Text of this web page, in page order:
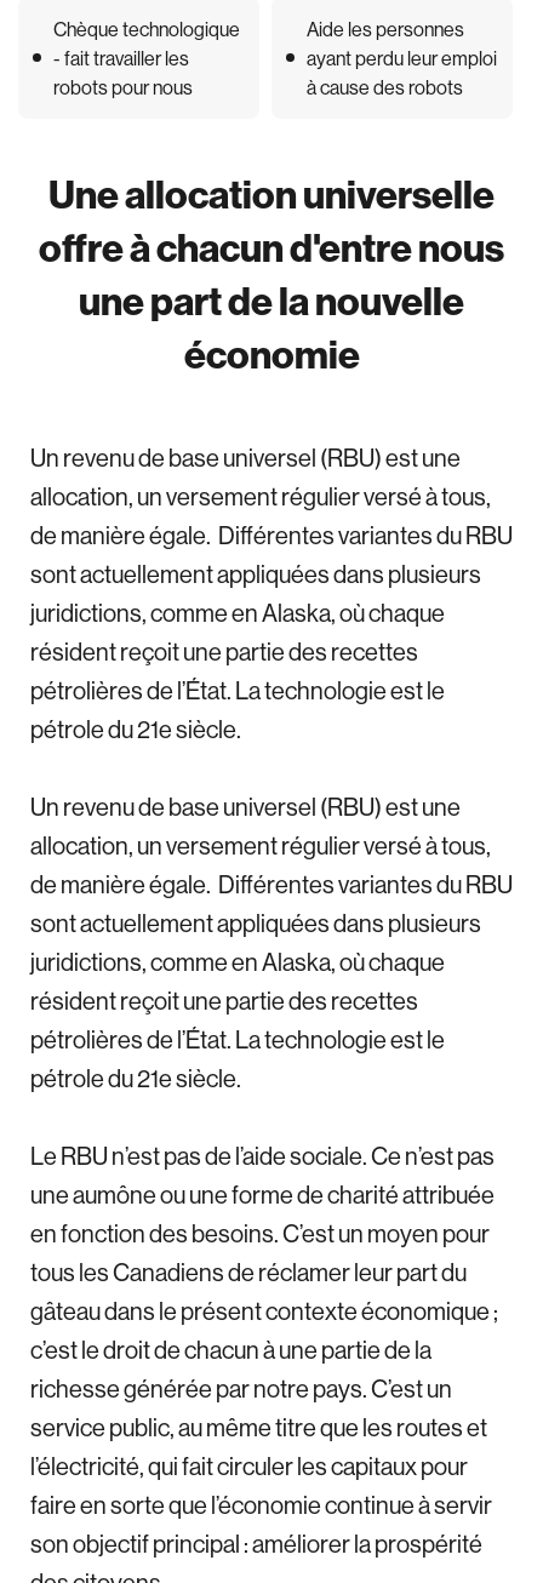
Chèque technologique
- fait travailler les
robots pour nous
Aide les personnes
ayant perdu leur emploi
à cause des robots
Une allocation universelle
offre à chacun d'entre nous
une part de la nouvelle
économie
Un revenu de base universel (RBU) est une
allocation, un versement régulier versé à tous,
de manière égale. Différentes variantes du RBU
sont actuellement appliquées dans plusieurs
juridictions, comme en Alaska, où chaque
résident reçoit une partie des recettes
pétrolières de l’État. La technologie est le
pétrole du 21e siècle.
Un revenu de base universel (RBU) est une
allocation, un versement régulier versé à tous,
de manière égale. Différentes variantes du RBU
sont actuellement appliquées dans plusieurs
juridictions, comme en Alaska, où chaque
résident reçoit une partie des recettes
pétrolières de l’État. La technologie est le
pétrole du 21e siècle.
Le RBU n’est pas de l’aide sociale. Ce n’est pas
une aumône ou une forme de charité attribuée
en fonction des besoins. C’est un moyen pour
tous les Canadiens de réclamer leur part du
gâteau dans le présent contexte économique ;
c’est le droit de chacun à une partie de la
richesse générée par notre pays. C’est un
service public, au même titre que les routes et
l’électricité, qui fait circuler les capitaux pour
faire en sorte que l’économie continue à servir
son objectif principal : améliorer la prospérité